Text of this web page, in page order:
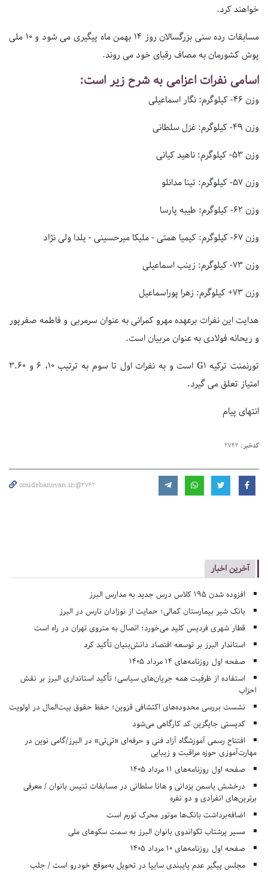
خواهند کرد.
مسابقات رده سنی بزرگسالان روز 14 بهمن ماه پیگیری می شود و 10 ملی
پوش کشورمان به مصاف رقبای خود می روند.
اسامی نفرات اعزامی به شرح زیر است:
وزن 46- کیلوگرم: نگار اسماعیلی
وزن 49- کیلوگرم: غزل سلطانی
وزن 53- کیلوگرم: ناهید کیانی
وزن 57- کیلوگرم: تینا مدانلو
وزن 62- کیلوگرم: طیبه پارسا
وزن 67- کیلوگرم: کیمیا همتی - ملیکا میرحسینی - یلدا ولی نژاد
وزن 73- کیلوگرم: زینب اسماعیلی
وزن 73+ کیلوگرم: زهرا پوراسماعیل
هدایت این نفرات برعهده مهرو کمرانی به عنوان سرمربی و فاطمه صفرپور
و ریحانه فولادی به عنوان مربیان است.
تورنمنت ترکیه G1 است و به نفرات اول تا سوم به ترتیب 10، 6 و 3.60
امتیاز تعلق می گیرد.
انتهای پیام
کدخبر: 2742
omidebanovan.ir/@2742
آخرین اخبار
افزوده شدن ۱۹۵ کلاس درس جدید به مدارس البرز
بانک شیر بیمارستان کمالی؛ حمایت از نوزادان نارس در البرز
قطار شهری فردیس کلید می‌خورد؛ اتصال به متروی تهران در راه است
استاندار البرز بر توسعه اقتصاد دانش‌بنیان تأکید کرد
صفحه اول روزنامه‌های 14 مرداد 1405
استفاده از ظرفیت همه جریان‌های سیاسی؛ تأکید استانداری البرز بر نقش
احزاب
نشست بررسی محدوده‌های اکتشافی قزوین؛ حفظ حقوق بیت‌المال در اولویت
کدپستی جایگزین کد کارگاهی می‌شود
افتتاح رسمی آموزشگاه آزاد فنی و حرفه‌ای «تی‌تی» در البرز/گامی نوین در
مهارت‌آموزی حوزه مراقبت و زیبایی
صفحه اول روزنامه‌های 11 مرداد 1405
درخشش یاسمن یزدانی و هانا سلطانی در مسابقات تنیس بانوان / معرفی
برترین‌های انفرادی و دو نفره
اضافه‌برداشت بانک‌ها موتور محرک تورم است
مسیر پرشتاب تکواندوی بانوان البرز به سمت سکوهای ملی
صفحه اول روزنامه‌های 10 مرداد 1405
مجلس پیگیر عدم پایبندی سایپا در تحویل به‌موقع خودرو است / جلب